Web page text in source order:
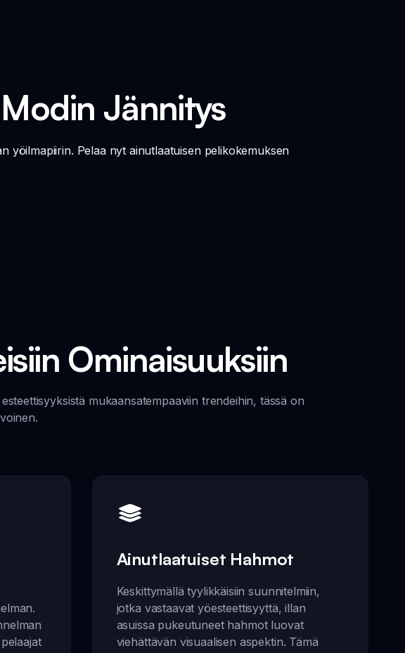
Jännitys
yöilmapiirin. Pelaa nyt ainutlaatuisen pelikokemuksen
Ominaisuuksiin
mukaansatempaaviin trendeihin, tässä on
Ainutlaatuiset Hahmot
Keskittymällä tyylikkäisiin suunnitelmiin,
jotka vastaavat yöesteettisyyttä, illan
asuissa pukeutuneet hahmot luovat
viehättävän visuaalisen aspektin. Tämä